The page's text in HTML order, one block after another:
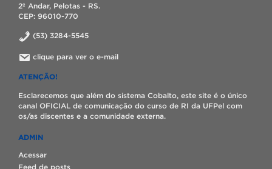
2º Andar, Pelotas - RS.
CEP: 96010-770
(53) 3284-5545
clique para ver o e-mail
ATENÇÃO!
Esclarecemos que além do sistema Cobalto, este site é o único
canal OFICIAL de comunicação do curso de RI da UFPel com
os/as discentes e a comunidade externa.
ADMIN
Acessar
Feed de posts